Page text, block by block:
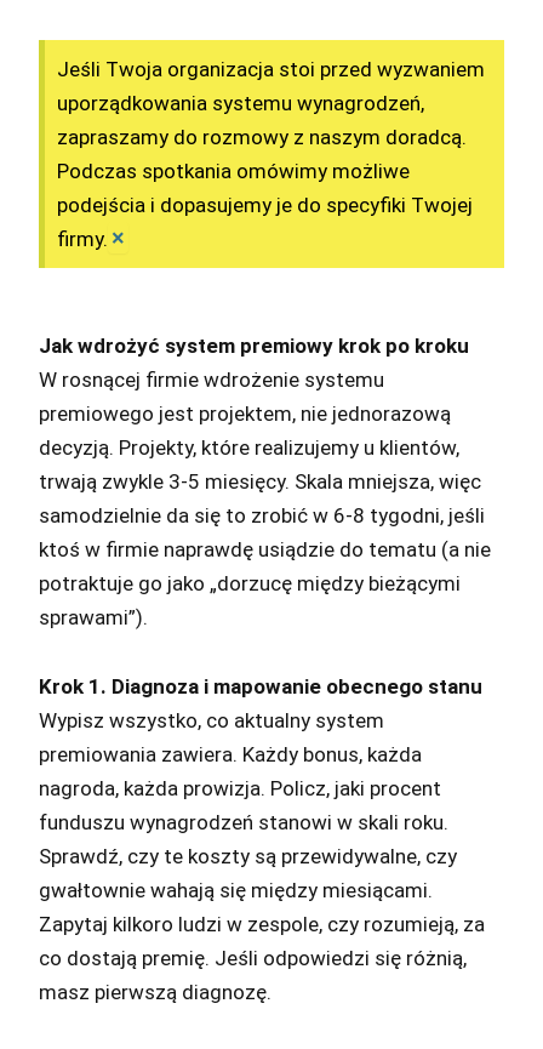
Jeśli Twoja organizacja stoi przed wyzwaniem
uporządkowania systemu wynagrodzeń,
zapraszamy do rozmowy z naszym doradcą.
Podczas spotkania omówimy możliwe
podejścia i dopasujemy je do specyfiki Twojej
firmy. ×
Jak wdrożyć system premiowy krok po kroku
W rosnącej firmie wdrożenie systemu
premiowego jest projektem, nie jednorazową
decyzją. Projekty, które realizujemy u klientów,
trwają zwykle 3-5 miesięcy. Skala mniejsza, więc
samodzielnie da się to zrobić w 6-8 tygodni, jeśli
ktoś w firmie naprawdę usiądzie do tematu (a nie
potraktuje go jako „dorzucę między bieżącymi
sprawami”).
Krok 1. Diagnoza i mapowanie obecnego stanu
Wypisz wszystko, co aktualny system
premiowania zawiera. Każdy bonus, każda
nagroda, każda prowizja. Policz, jaki procent
funduszu wynagrodzeń stanowi w skali roku.
Sprawdź, czy te koszty są przewidywalne, czy
gwałtownie wahają się między miesiącami.
Zapytaj kilkoro ludzi w zespole, czy rozumieją, za
co dostają premię. Jeśli odpowiedzi się różnią,
masz pierwszą diagnozę.